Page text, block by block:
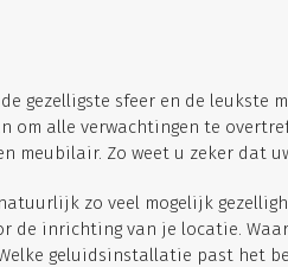
gezelligste sfeer en de leukste
om alle verwachtingen te
meubilair. Zo weet u zeker dat
zo veel mogelijk
de inrichting van je locatie.
geluidsinstallatie past het